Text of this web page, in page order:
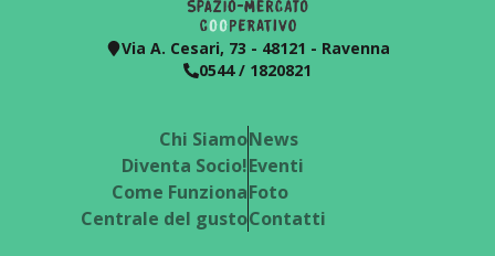
Via A. Cesari, 73 - 48121 - Ravenna
0544 / 1820821
Chi Siamo
Diventa Socio!
Come Funziona
Centrale del gusto
News
Eventi
Foto
Contatti